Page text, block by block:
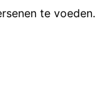
te voeden.